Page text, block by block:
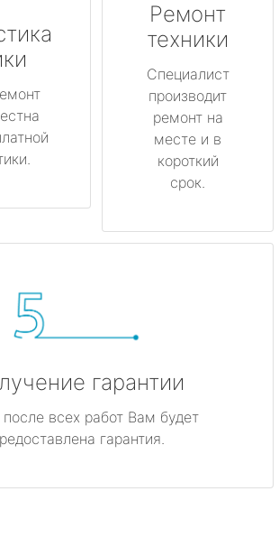
Ремонт
техники
Специалист
производит
ремонт на
месте и в
короткий
срок.
гарантии
всех работ Вам будет
гарантия.